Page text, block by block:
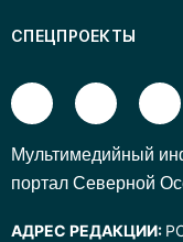
СПЕЦПРОЕКТЫ
Mультимедийный
портал Северной
АДРЕС РЕДАКЦИИ: